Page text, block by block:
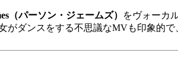
（パーソン・ジェームズ）
をヴォーカ
がダンスをする不思議なMVも印象的